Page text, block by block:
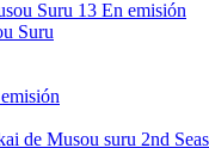
13 En emisión
Suru